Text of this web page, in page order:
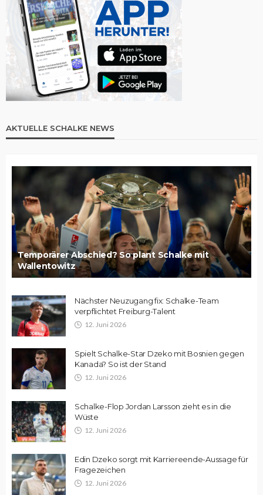
AKTUELLE SCHALKE NEWS
Temporärer Abschied? So plant Schalke mit
Wallentowitz
Nächster Neuzugang fix: Schalke-Team
verpflichtet Freiburg-Talent
12. Juni 2026
Spielt Schalke-Star Dzeko mit Bosnien gegen
Kanada? So ist der Stand
12. Juni 2026
Schalke-Flop Jordan Larsson zieht es in die
Wüste
12. Juni 2026
Edin Dzeko sorgt mit Karriereende-Aussage für
Fragezeichen
12. Juni 2026